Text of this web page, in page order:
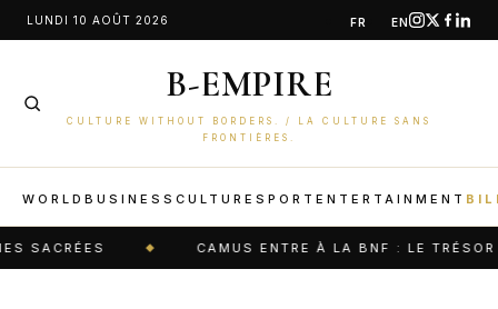
AllerLUNDI 10 AOÛT 2026 FR EN
B-EMPIRE
CULTURE WITHOUT BORDERS. / LA CULTURE SANS
FRONTIÈRES.
WORLD BUSINESS CULTURE SPORT ENTERTAINMENT
CAMUS ENTRE À LA BNF : LE TRÉSOR